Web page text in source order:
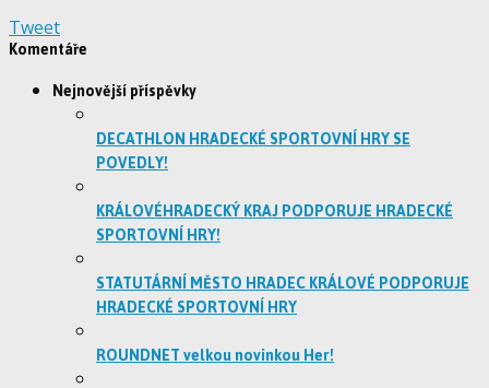
Tweet
Komentáře
Nejnovější příspěvky
DECATHLON HRADECKÉ SPORTOVNÍ HRY SE
POVEDLY!
KRÁLOVÉHRADECKÝ KRAJ PODPORUJE HRADECKÉ
SPORTOVNÍ HRY!
STATUTÁRNÍ MĚSTO HRADEC KRÁLOVÉ PODPORUJE
HRADECKÉ SPORTOVNÍ HRY
ROUNDNET velkou novinkou Her!